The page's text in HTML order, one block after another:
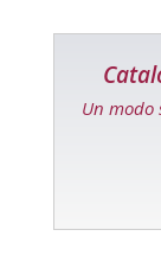
Un modo